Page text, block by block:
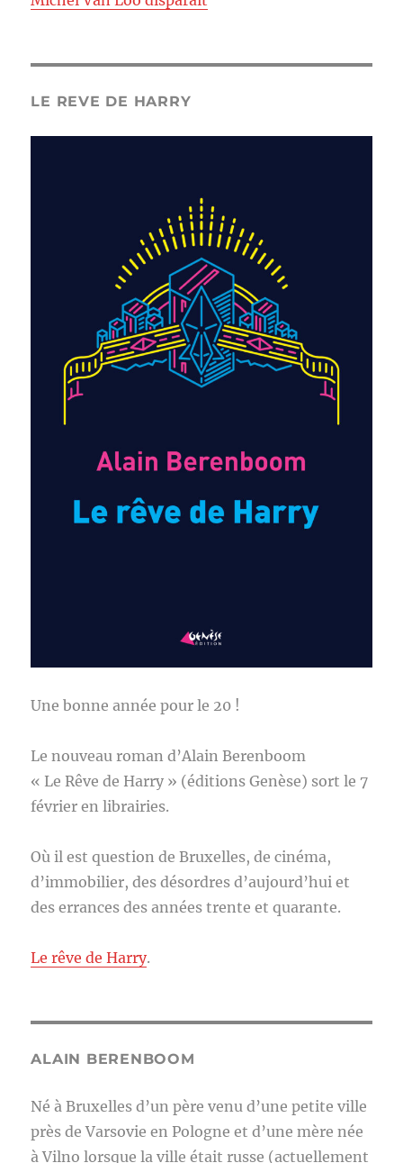
LE REVE DE HARRY
Une bonne année pour le 20 !
Le nouveau roman d’Alain Berenboom
« Le Rêve de Harry » (éditions Genèse) sort le 7
février en librairies.
Où il est question de Bruxelles, de cinéma,
d’immobilier, des désordres d’aujourd’hui et
des errances des années trente et quarante.
Le rêve de Harry.
ALAIN BERENBOOM
Né à Bruxelles d’un père venu d’une petite ville
près de Varsovie en Pologne et d’une mère née
à Vilno lorsque la ville était russe (actuellement